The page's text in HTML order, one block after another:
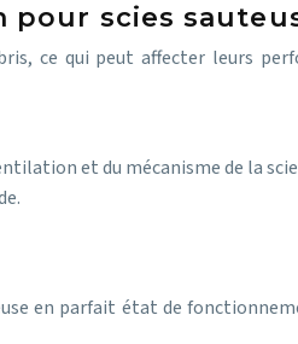
scies
ce qui peut affecter leurs
et du mécanisme de la
en parfait état de